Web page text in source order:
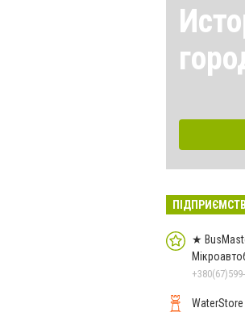
★
WaterStore